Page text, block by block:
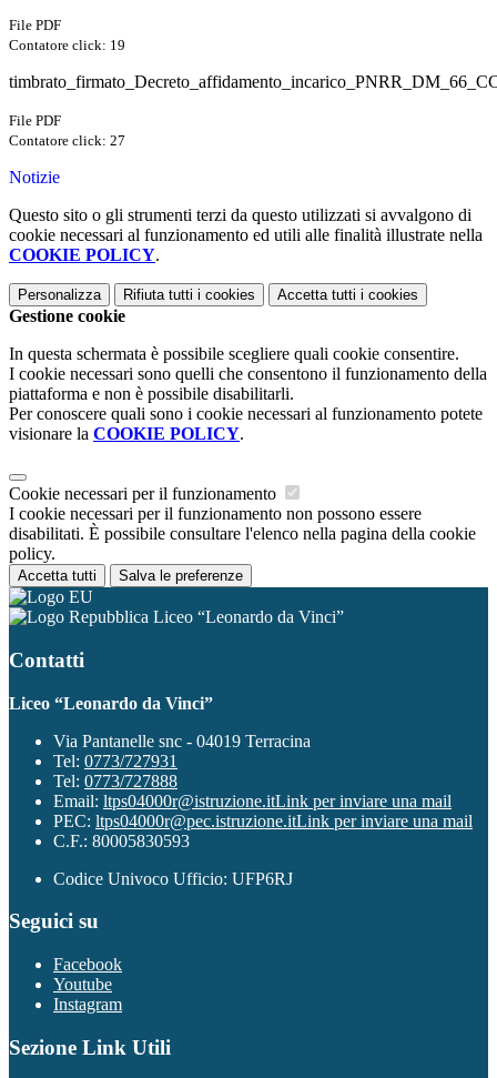
File PDF
Contatore click: 19
File PDF
Contatore click: 27
Notizie
Questo sito o gli strumenti terzi da questo utilizzati si avvalgono di
cookie necessari al funzionamento ed utili alle finalità illustrate nella
COOKIE POLICY.
Personalizza Rifiuta tutti i cookies Accetta tutti i cookies
Gestione cookie
In questa schermata è possibile scegliere quali cookie consentire.
I cookie necessari sono quelli che consentono il funzionamento della
piattaforma e non è possibile disabilitarli.
Per conoscere quali sono i cookie necessari al funzionamento potete
visionare la COOKIE POLICY.
Cookie necessari per il funzionamento
I cookie necessari per il funzionamento non possono essere
disabilitati. È possibile consultare l'elenco nella pagina della cookie
policy.
Accetta tutti Salva le preferenze
Liceo “Leonardo da Vinci”
Contatti
Liceo “Leonardo da Vinci”
Via Pantanelle snc - 04019 Terracina
Tel: 0773/727931
Tel: 0773/727888
Email: ltps04000r@istruzione.itLink per inviare una mail
PEC: ltps04000r@pec.istruzione.itLink per inviare una mail
C.F.: 80005830593
Codice Univoco Ufficio: UFP6RJ
Seguici su
Facebook
Youtube
Instagram
Sezione Link Utili